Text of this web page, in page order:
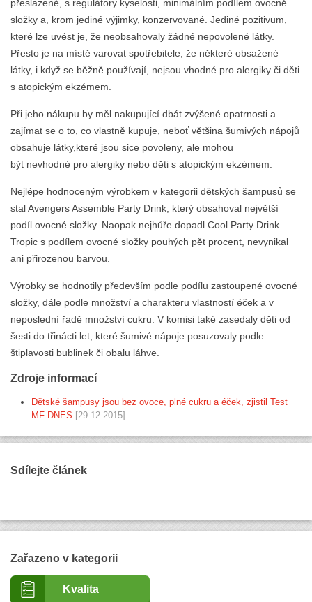
přeslazené, s regulátory kyselosti, minimálním podílem ovocné
složky a, krom jediné výjimky, konzervované. Jediné pozitivum,
které lze uvést je, že neobsahovaly žádné nepovolené látky.
Přesto je na místě varovat spotřebitele, že některé obsažené
látky, i když se běžně používají, nejsou vhodné pro alergiky či děti
s atopickým ekzémem.
Při jeho nákupu by měl nakupující dbát zvýšené opatrnosti a
zajímat se o to, co vlastně kupuje, neboť většina šumivých nápojů
obsahuje látky,které jsou sice povoleny, ale mohou
být nevhodné pro alergiky nebo děti s atopickým ekzémem.
Nejlépe hodnoceným výrobkem v kategorii dětských šampusů se
stal Avengers Assemble Party Drink, který obsahoval největší
podíl ovocné složky. Naopak nejhůře dopadl Cool Party Drink
Tropic s podílem ovocné složky pouhých pět procent, nevynikal
ani přirozenou barvou.
Výrobky se hodnotily především podle podílu zastoupené ovocné
složky, dále podle množství a charakteru vlastností éček a v
neposlední řadě množství cukru. V komisi také zasedaly děti od
šesti do třinácti let, které šumivé nápoje posuzovaly podle
štiplavosti bublinek či obalu láhve.
Zdroje informací
Dětské šampusy jsou bez ovoce, plné cukru a éček, zjistil Test
MF DNES [29.12.2015]
Sdílejte článek
Zařazeno v kategorii
Kvalita